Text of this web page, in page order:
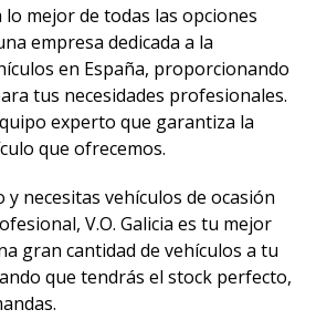
lo mejor de todas las opciones
empresa dedicada a la
en España, proporcionando
tus necesidades profesionales.
experto que garantiza la
que ofrecemos.
y necesitas vehículos de ocasión
V.O. Galicia es tu mejor
gran cantidad de vehículos a tu
que tendrás el stock perfecto,